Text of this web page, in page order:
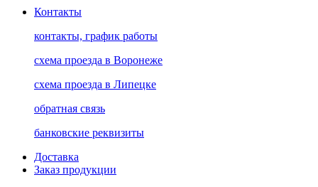
Контакты
контакты, график работы
схема проезда в Воронеже
схема проезда в Липецке
обратная связь
банковские реквизиты
Доставка
Заказ продукции